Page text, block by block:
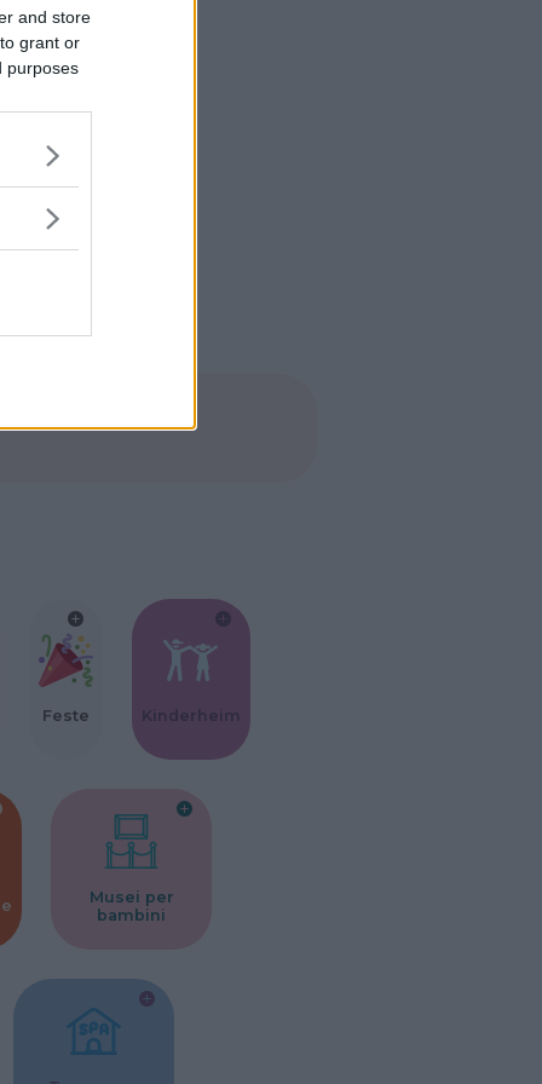
and store
grant or
purposes
Feste Kinderheim
Musei per
bambini